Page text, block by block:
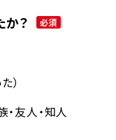
か？ 必須
）
・友人・知人